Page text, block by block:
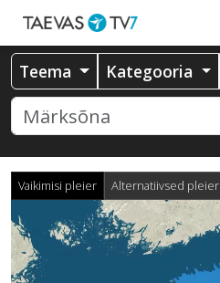
Teema Kategooria
Vaikimisi pleier Alternatiivsed pleier